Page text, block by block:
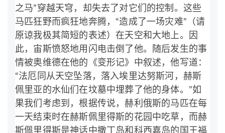
之马”穿越天穹，却失去了对它们的控制。这些
马匹狂野而疯狂地奔腾，“造成了一场灾难”（请
原谅我极其简短的表述）在天空和大地上。因
此，宙斯愤怒地用闪电击倒了他。随后发生的事
情被奥维德在他的《变形记》中叙述，他写道：
“法厄同从天空坠落，落入埃里达努斯河，赫斯
佩里亚的水仙们在坟墓中埋葬了他的身体。”如
果我们考虑到，根据传说，赫利俄斯的马匹在每
一天结束时在赫斯佩里得斯的花园中吃草，而赫
斯佩里得斯是神话中撒丁岛和科西嘉岛的国王福